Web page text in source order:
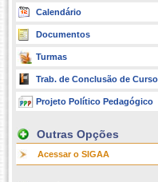
Calendário
Documentos
Turmas
Trab. de Conclusão de Curso
Projeto Político Pedagógico
Outras Opções
Acessar o SIGAA